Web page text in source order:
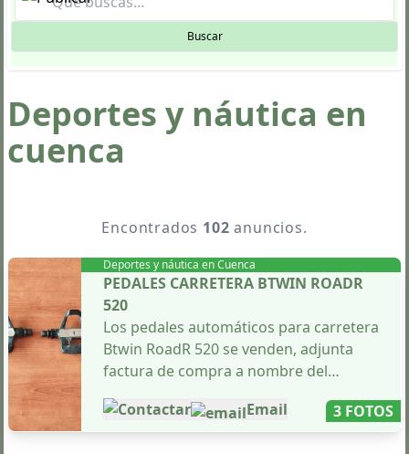
Buscar
Deportes y náutica en
cuenca
Encontrados 102 anuncios.
Deportes y náutica enCuenca
PEDALES CARRETERA BTWIN ROADR
520
Los pedales automáticos para carretera
Btwin RoadR 520 se venden, adjunta
factura de compra a nombre del
años, sin embargo, apenas han sido
utilizados debido a que el comprador
Contactar Email 3 FOTOS